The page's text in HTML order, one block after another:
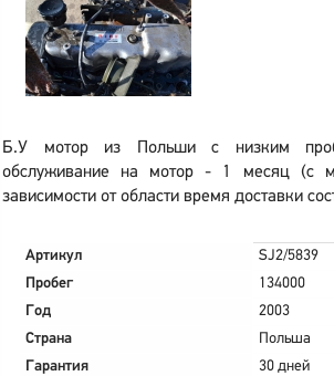
Б.У мотор из Польши с низким
обслуживание на мотор - 1 месяц (с
зависимости от области время доставки
Артикул
SJ2/5839
Пробег
134000
Год
2003
Страна
Польша
Гарантия
30 дней